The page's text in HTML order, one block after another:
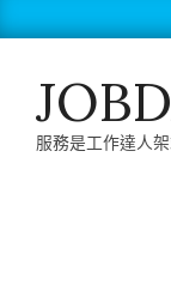
to
服務是工作達人